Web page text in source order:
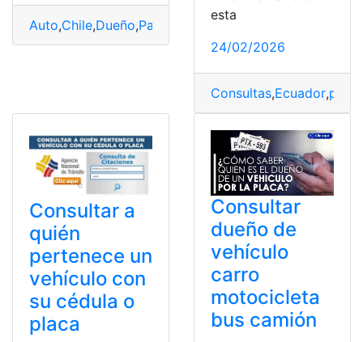
Auto,Chile,Dueño,Patente Pertenecer
esta
24/02/2026
Consultas,Ecuador,placa
Consultar a
quién
pertenece un
vehículo con
su cédula o
placa
Consultar
dueño de
vehículo
carro
motocicleta
bus camión